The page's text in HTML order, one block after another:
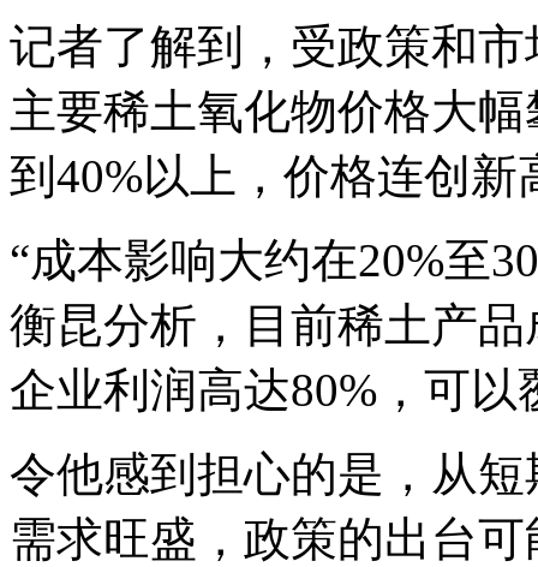
记者了解到，受政策和
主要稀土氧化物价格大
到40%以上，价格连创新
“成本影响大约在20%至
衡昆分析，目前稀土产
企业利润高达80%，可
令他感到担心的是，从
需求旺盛，政策的出台